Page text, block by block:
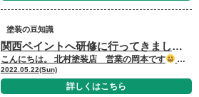
関西ペイントへ研修に行ってきました
こんにちは。 北村塗装店 営業の岡本です
2022.05.22(Sun)
詳しくはこちら
塗装の豆知識